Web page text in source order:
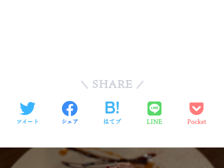
SHARE
ツイート シェア はてブ LINE Pocket